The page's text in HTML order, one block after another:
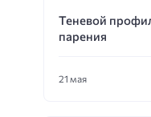
Теневой
парения
21 мая